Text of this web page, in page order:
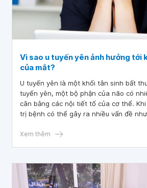
Vì sao u tuyến yên ảnh hưởng tới
của mắt?
U tuyến yên là một khối tân sinh bất
tuyến yên, một bộ phận của não có
cân bằng các nội tiết tố của cơ thể.
trị bệnh có thể gây ra nhiều vấn đề
Xem thêm